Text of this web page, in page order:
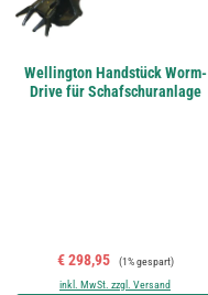
Wellington Handstück Worm-
Drive für Schafschuranlage
Verkaufspreis:
€ 298,95 Regulärer Preis:
(1% gespart)
inkl. MwSt. zzgl. Versand